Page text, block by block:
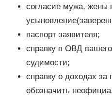
согласие мужа, жены
паспорт заявителя;
справку в ОВД
судимости;
справку о доходах
обозначить